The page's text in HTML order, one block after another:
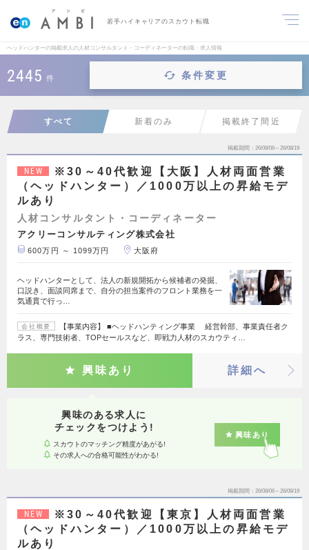
若手ハイキャリアのスカウト転職
ヘッドハンターの掲載求人の人材コンサルタント・コーディネーターの転職・求人情報
2445 件 条件変更
すべて 新着のみ 掲載終了間近
掲載期間 26/08/06～26/08/19
NEW
※30～40代歓迎【大阪】人材両面営業
（ヘッドハンター）／1000万以上の昇給モデ
ルあり
人材コンサルタント・コーディネーター
アクリーコンサルティング株式会社
600万円 ～ 1099万円 大阪府
ヘッドハンターとして、法人の新規開拓から候補者の発掘、
口説き、面談同席まで、自分の担当案件のフロント業務を一
気通貫で行っ…
会社概要
【事業内容】 ■ヘッドハンティング事業 経営幹部、事業責任者ク
ラス、専門技術者、TOPセールスなど、即戦力人材のスカウティ…
興味あり 詳細へ
興味のある求人に
チェックをつけよう!
スカウトのマッチング精度があがる!
その求人への合格可能性がわかる!
興味あり
掲載期間 26/08/06～26/08/19
NEW
※30～40代歓迎【東京】人材両面営業
（ヘッドハンター）／1000万以上の昇給モデ
ルあり